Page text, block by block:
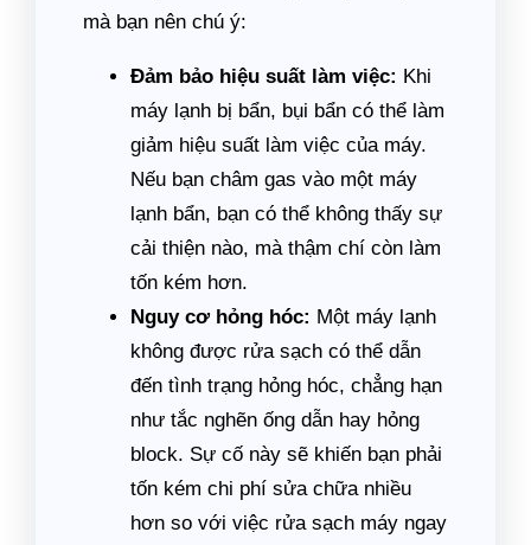
mà bạn nên chú ý:
Đảm bảo hiệu suất làm việc: Khi
máy lạnh bị bẩn, bụi bẩn có thể làm
giảm hiệu suất làm việc của máy.
Nếu bạn châm gas vào một máy
lạnh bẩn, bạn có thể không thấy sự
cải thiện nào, mà thậm chí còn làm
tốn kém hơn.
Nguy cơ hỏng hóc: Một máy lạnh
không được rửa sạch có thể dẫn
đến tình trạng hỏng hóc, chẳng hạn
như tắc nghẽn ống dẫn hay hỏng
block. Sự cố này sẽ khiến bạn phải
tốn kém chi phí sửa chữa nhiều
hơn so với việc rửa sạch máy ngay